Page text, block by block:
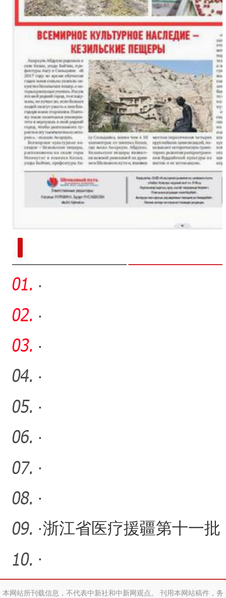
·
·
·
·
·
·
·
·
·浙江省医疗援疆第十一批
（第一期）专科联盟第一
次
·
本网站所刊载信息，不代表中新社和中新网观点。 刊用本网站稿件，务